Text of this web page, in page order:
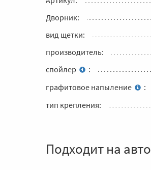
Дворник:
вид щетки:
производитель:
спойлер
:
графитовое напыление
:
тип крепления:
Подходит на авто